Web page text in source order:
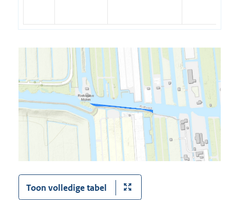
Toon volledige tabel